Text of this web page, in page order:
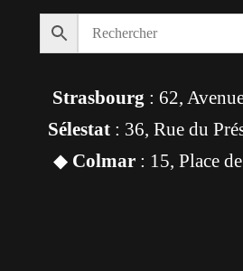
Strasbourg : 62,
Sélestat : 36, Rue du
◆ Colmar: 15, Place